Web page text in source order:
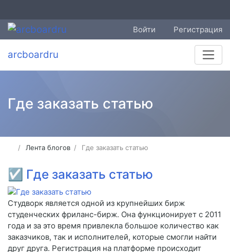
Войти Регистрация
arcboardru
Где заказать статью
Лента блогов Где заказать статью
☑ Где заказать статью
Студворк является одной из крупнейших бирж
студенческих фриланс-бирж. Она функционирует с 2011
года и за это время привлекла большое количество как
заказчиков, так и исполнителей, которые смогли найти
друг друга. Регистрация на платформе происходит